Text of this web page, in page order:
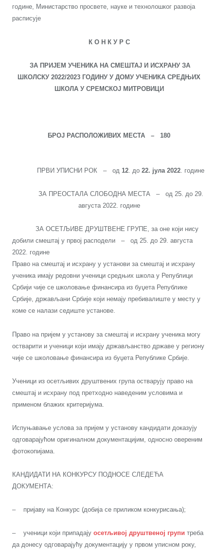
године, Mинистарство просвете, науке и технолошког развоја
расписује
К О Н К У Р С
ЗА ПРИЈЕМ УЧЕНИКА НА СМЕШТАЈ И ИСХРАНУ ЗА
ШКОЛСКУ 2022/2023 ГОДИНУ У ДОМУ УЧЕНИКА СРЕДЊИХ
ШКОЛА У СРЕМСКОЈ МИТРОВИЦИ
БРОЈ РАСПОЛОЖИВИХ МЕСТА – 180
ПРВИ УПИСНИ РОК – од 12. до 22. јула 2022. године
ЗА ПРЕОСТАЛА СЛОБОДНА МЕСТА – од 25. до 29.
августа 2022. године
ЗА ОСЕТЉИВЕ ДРУШТВЕНЕ ГРУПЕ, за оне који нису
добили смештај у првој расподели – од 25. до 29. августа
2022. године
Право на смештај и исхрану у установи за смештај и исхрану
ученика имају редовни ученици средњих школа у Републици
Србији чије се школовање финансира из буџета Републике
Србије, држављани Србије који немају пребивалиште у месту у
коме се налази седиште установе.
Право на пријем у установу за смештај и исхрану ученика могу
остварити и ученици који имају држављанство државе у региону
чије се школовање финансира из буџета Републике Србије.
Ученици из осетљивих друштвених група остварују право на
смештај и исхрану под претходно наведеним условима и
применом блажих критеријума.
Испуњавање услова за пријем у установу кандидати доказују
одговарајућом оригиналном документацијим, односно овереним
фотокопијама.
КАНДИДАТИ НА КОНКУРСУ ПОДНОСЕ СЛЕДЕЋА
ДОКУМЕНТА:
– пријаву на Конкурс (добија се приликом конкурисања);
– ученици који припадају осетљивој друштвеној групи треба
да донесу одговарајућу документацију у првом уписном року,